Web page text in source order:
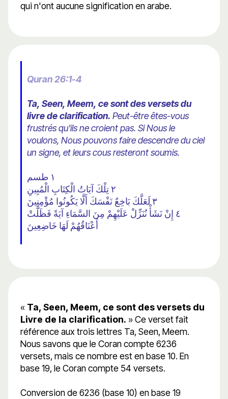
qui n'ont aucune signification en arabe.
Quran 26:1-4
Ta, Seen, Meem, ce sont des versets du
livre de clarification. Peut-être êtes-vous
frustrés qu'ils ne croient pas. Si Nous le
voulons, Nous pouvons faire descendre du ciel
un signe, et leurs cous resteront soumis.
١ طسم
٢ تِلْكَ آيَاتُ الْكِتَابِ الْمُبِينِ
٣ لَعَلَّكَ بَاخِعٌ نَفْسَكَ أَلَّا يَكُونُوا مُؤْمِنِينَ
٤ إِنْ نَشَأْ نُنَزِّلْ عَلَيْهِمْ مِنَ السَّمَاءِ آيَةً فَظَلَّتْ
أَعْنَاقُهُمْ لَهَا خَاضِعِينَ
« Ta, Seen, Meem, ce sont des versets du
Livre de la clarification. » Ce verset fait
référence aux trois lettres Ta, Seen, Meem.
Nous savons que le Coran compte 6236
versets, mais ce nombre est en base 10. En
base 19, le Coran compte 54 versets.
Conversion de 6236 (base 10) en base 19